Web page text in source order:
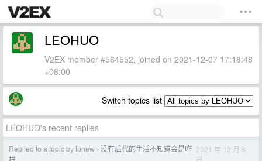
LEOHUO
V2EX member #564552, joined on 2021-12-07 17:18:48
+08:00
Switch topics list
LEOHUO's recent replies
Replied to a topic by tonew › 没有后代的生活不知道会是咋 2021 年 12 月 8